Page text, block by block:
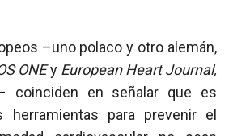
–uno polaco y otro alemán,
ONEy European Heart Journal,
coinciden en señalar que es
herramientas para prevenir el